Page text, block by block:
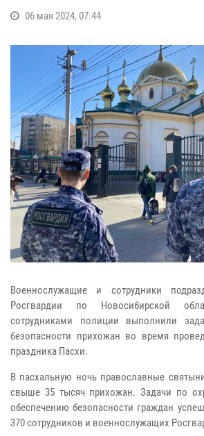
06 мая 2024, 07:44
Военнослужащие и сотрудники
Росгвардии по Новосибирской
сотрудниками полиции выполнили
безопасности прихожан во время
праздника Пасхи.
В пасхальную ночь православные
свыше 35 тысяч прихожан. Задачи по
обеспечению безопасности граждан
370 сотрудников и военнослужащих